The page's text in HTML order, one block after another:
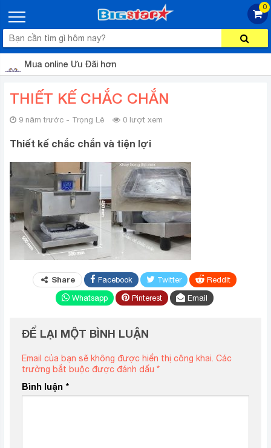
0
Mua online Ưu Đãi hơn
THIẾT KẾ CHẮC CHẮN
9 năm trước - Trọng Lê 0 lượt xem
Thiết kế chắc chắn và tiện lợi
Share Facebook Twitter
ReddIt
Whatsapp
Pinterest Email
ĐỂ LẠI MỘT BÌNH LUẬN
Email của bạn sẽ không được hiển thị công khai. Các
trường bắt buộc được đánh dấu *
Bình luận *